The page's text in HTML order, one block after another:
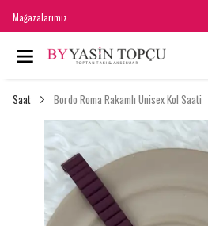
Mağazalarımız
Saat Bordo Roma Rakamlı Unisex Kol Saati